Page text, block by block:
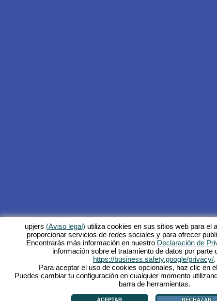
upjers (Aviso legal) utiliza cookies en sus sitios web para el
proporcionar servicios de redes sociales y para ofrecer
Encontrarás más información en nuestro Declaración de
información sobre el tratamiento de datos por parte
https://business.safety.google/privacy/.
Para aceptar el uso de cookies opcionales, haz clic en
Puedes cambiar tu configuración en cualquier momento
barra de herramientas.
ACEPTAR RECHAZAR